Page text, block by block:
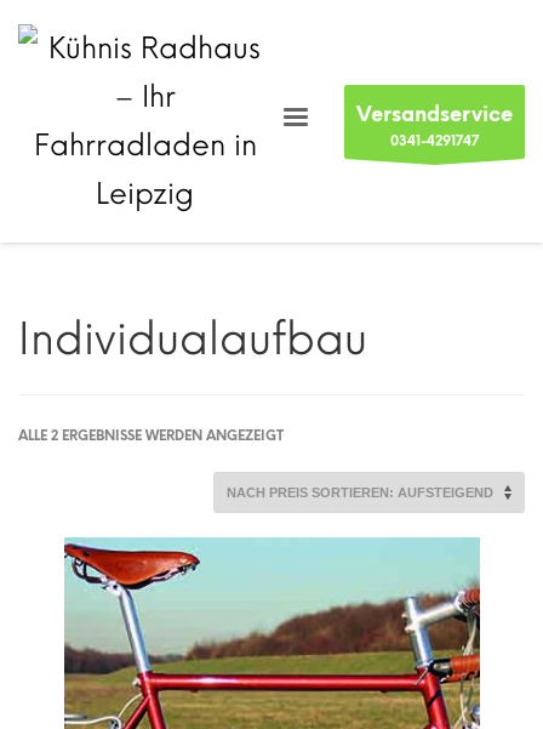
Versandservice
0341-4291747
Individualaufbau
ALLE 2 ERGEBNISSE WERDEN ANGEZEIGTNACH
AUFSTEIGEND